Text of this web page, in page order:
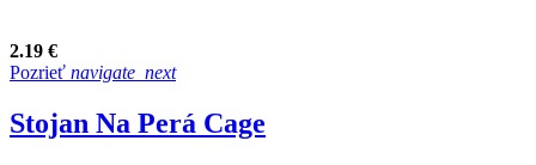
2.19 €
Pozrieť navigate_next
Stojan Na Perá Cage